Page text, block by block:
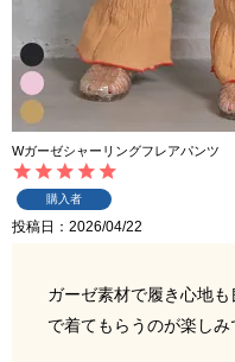
Wガーゼシャーリングフレアパンツ
購入者
投稿日 2026/04/22
ガーゼ素材で履き心地
で着てもらうのが楽しみ